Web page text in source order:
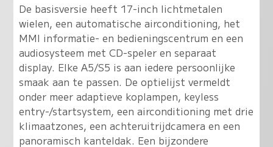
De basisversie heeft 17-inch lichtmetalen
wielen, een automatische airconditioning, het
MMI informatie- en bedieningscentrum en een
audiosysteem met CD-speler en separaat
display. Elke A5/S5 is aan iedere persoonlijke
smaak aan te passen. De optielijst vermeldt
onder meer adaptieve koplampen, keyless
entry-/startsystem, een airconditioning met drie
klimaatzones, een achteruitrijdcamera en een
panoramisch kanteldak. Een bijzondere